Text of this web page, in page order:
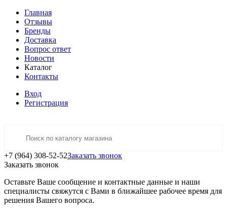
Главная
Отзывы
Бренды
Доставка
Вопрос ответ
Новости
Каталог
Контакты
Вход
Регистрация
+7 (964) 308-52-52Заказать звонок
Заказать звонок
Оставьте Ваше сообщение и контактные данные и наши
специалисты свяжутся с Вами в ближайшее рабочее время для
решения Вашего вопроса.